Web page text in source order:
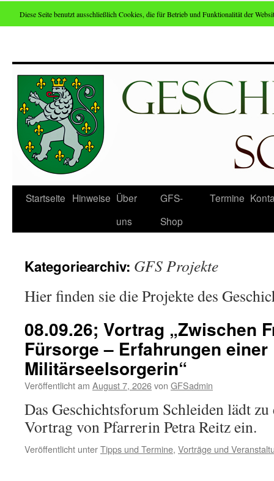
Zum
Inhalt
Startseite Hinweise Über
uns
GFS-
Shop
Termine
Kategoriearchiv: GFS Projekte
Hier finden sie die Projekte des
08.09.26; Vortrag „Zwischen
Fürsorge – Erfahrungen einer
Militärseelsorgerin“
Veröffentlicht am August 7, 2026von GFSadmin
Das Geschichtsforum Schleiden lädt zu
Vortrag von Pfarrerin Petra Reitz ein.
Veröffentlicht unterTipps und Termine, Vorträge und
Diese Seite benutzt ausschließlich Cookies, die für Betrieb und Funktionalität der